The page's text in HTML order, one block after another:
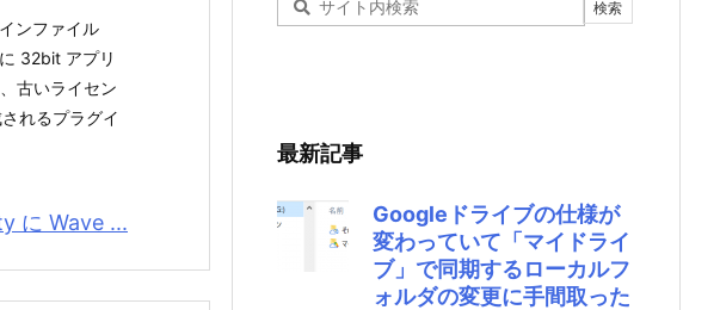
ンファイル
32bit アプリ
古いライセン
れるプラグイ
に Wave ...
最新記事
Googleドライブの仕様が
変わっていて「マイドライ
ブ」で同期するローカルフ
ォルダの変更に手間取った